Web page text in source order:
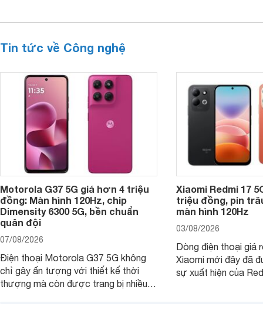
Tin tức về Công nghệ
Motorola G37 5G giá hơn 4 triệu
đồng: Màn hình 120Hz, chip
Dimensity 6300 5G, bền chuẩn
quân đội
07/08/2026
Điện thoại Motorola G37 5G không
chỉ gây ấn tượng với thiết kế thời
thượng mà còn được trang bị nhiều
Xiaomi Redmi 17
triệu đồng, pin
màn hình 120Hz
03/08/2026
Dòng điện thoại giá
Xiaomi mới đây đã
sự xuất hiện của